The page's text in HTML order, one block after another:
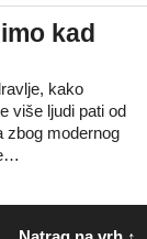
kad
kako
više ljudi pati od
zbog modernog